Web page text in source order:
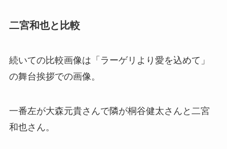
二宮和也と比較
続いての比較画像は「ラーゲリより愛を込めて」
の舞台挨拶での画像。
一番左が大森元貴さんで隣が桐谷健太さんと二宮
和也さん。